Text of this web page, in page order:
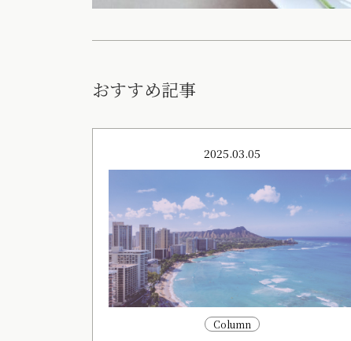
おすすめ記事
2025.03.05
Column